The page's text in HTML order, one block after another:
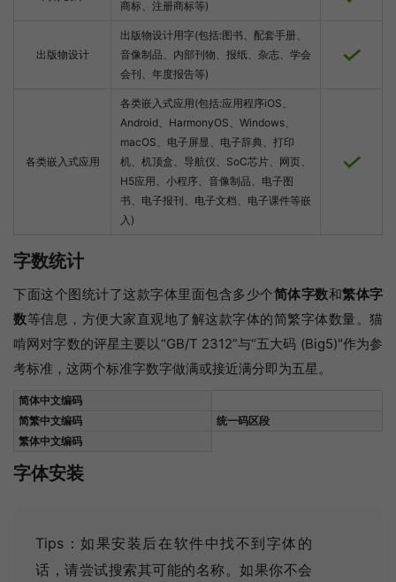
商标、注册商标等)
出版物设计
出版物设计用字(包括:图书、配套手册、
音像制品、内部刊物、报纸、杂志、学会
会刊、年度报告等)
各类嵌入式应用
各类嵌入式应用(包括:应用程序iOS、
Android、HarmonyOS、Windows、
macOS、电子屏显、电子辞典、打印
机、机顶盒、导航仪、SoC芯片、网页、
H5应用、小程序、音像制品、电子图
书、电子报刊、电子文档、电子课件等嵌
入)
字数统计
下面这个图统计了这款字体里面包含多少个简体字数和繁体字
数等信息，方便大家直观地了解这款字体的简繁字体数量。猫
啃网对字数的评星主要以“GB/T 2312”与“五大码 (Big5)"作为参
考标准，这两个标准字数字做满或接近满分即为五星。
简体中文编码
简繁中文编码
统一码区段
繁体中文编码
字体安装
Tips：如果安装后在软件中找不到字体的
话，请尝试搜索其可能的名称。如果你不会